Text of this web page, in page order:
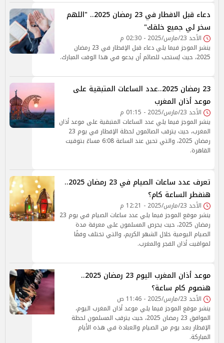
دعاء قبل الافطار في 23 رمضان 2025.. "اللهم
سخر لي جميع خلقك"
الأحد 23/مارس/2025 - 02:30 م
ينشر الموجز فيما يلي دعاء قبل الإفطار في 23 رمضان
2025، حيث يُستحب للصائم أن يدعو في هذا الوقت المبارك.
23 رمضان 2025..عدد الساعات المتبقية على
موعد أذان المغرب
الأحد 23/مارس/2025 - 01:15 م
ينشر الموجز فيما يلي عدد الساعات المتبقية على موعد أذان
المغرب، حيث يترقب الصائمون لحظة الإفطار في يوم 23
رمضان 2025، والتي تحين عند الساعة 6:08 مساءً بتوقيت
القاهرة.
تعرف عدد ساعات الصيام في 23 رمضان 2025..
هنفطر الساعة كام؟
الأحد 23/مارس/2025 - 12:21 م
ينشر موقع الموجز فيما يلي عدد ساعات الصيام في يوم 23
رمضان 2025، حيث يحرص المسلمون على معرفة مدة
الصيام اليومية خلال الشهر الكريم، والتي تختلف وفقًا
لمواقيت أذان الفجر والمغرب.
موعد أذان المغرب اليوم 23 رمضان 2025..
هنصوم كام ساعة؟
الأحد 23/مارس/2025 - 11:46 ص
ينشر موقع الموجز فيما يلي موعد أذان المغرب اليوم،
الموافق 23 رمضان 2025، حيث يترقب المسلمون لحظة
الإفطار بعد يوم من الصيام والعبادة في هذه الأيام
المباركة.